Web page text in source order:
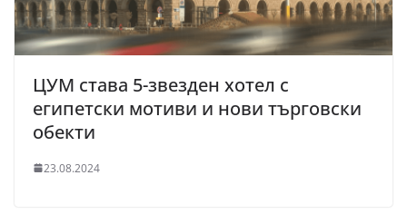
ЦУМ става 5-звезден хотел с
египетски мотиви и нови търговски
обекти
23.08.2024